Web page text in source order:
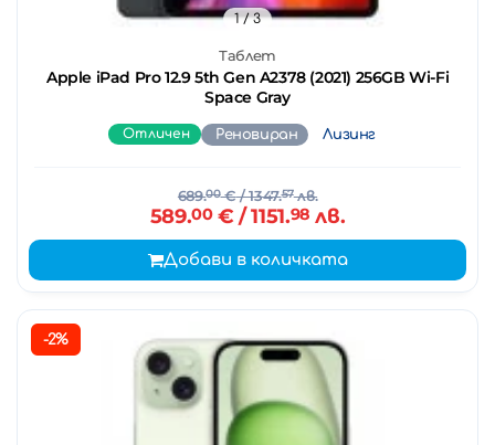
Таблет
Apple iPad Pro 12.9 5th Gen A2378 (2021) 256GB Wi-Fi
Space Gray
1/ 3
Отличен Реновиран Лизинг
689.00€/ 1347.57лв.
589.00€ / 1151.98 лв.
Добави в количката
-2%